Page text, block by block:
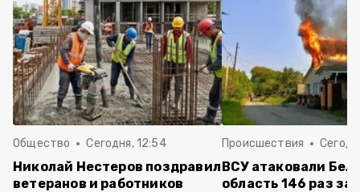
Общество Сегодня, 12:54
Николай Нестеров поздравил
ветеранов и работников
Происшествия
ВСУ атаковали
область 146 раз